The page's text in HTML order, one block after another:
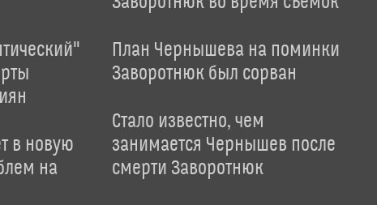
в новую
на
План Чернышева на поминки
Заворотнюк был сорван
Стало известно, чем
занимается Чернышев после
смерти Заворотнюк